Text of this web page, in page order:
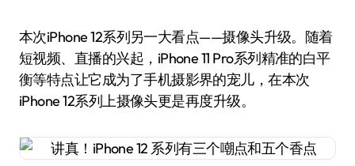
本次iPhone 12系列另一大看点——摄像头升级。随着
短视频、直播的兴起，iPhone 11 Pro系列精准的白平
衡等特点让它成为了手机摄影界的宠儿，在本次
iPhone 12系列上摄像头更是再度升级。